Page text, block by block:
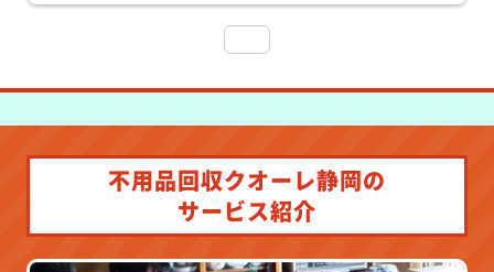
不用品回収クオーレ静岡の
サービス紹介